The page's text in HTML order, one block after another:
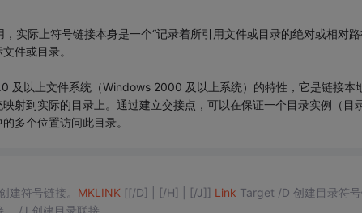
实际上符号链接本身是一个“记录着所引用文件或目录的绝对或相对路
件或目录。
及以上文件系统（Windows 2000 及以上系统）的特性，它是链接本
射到实际的目录上。通过建立交接点，可以在保证一个目录实例（目
多个位置访问此目录。
建符号链接。 MKLINK [[/D] | [/H] | [/J]] Link Target /D 创建目录符号链